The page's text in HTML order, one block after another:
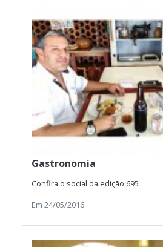
Gastronomia
Confira o social da edição 695
Em 24/05/2016